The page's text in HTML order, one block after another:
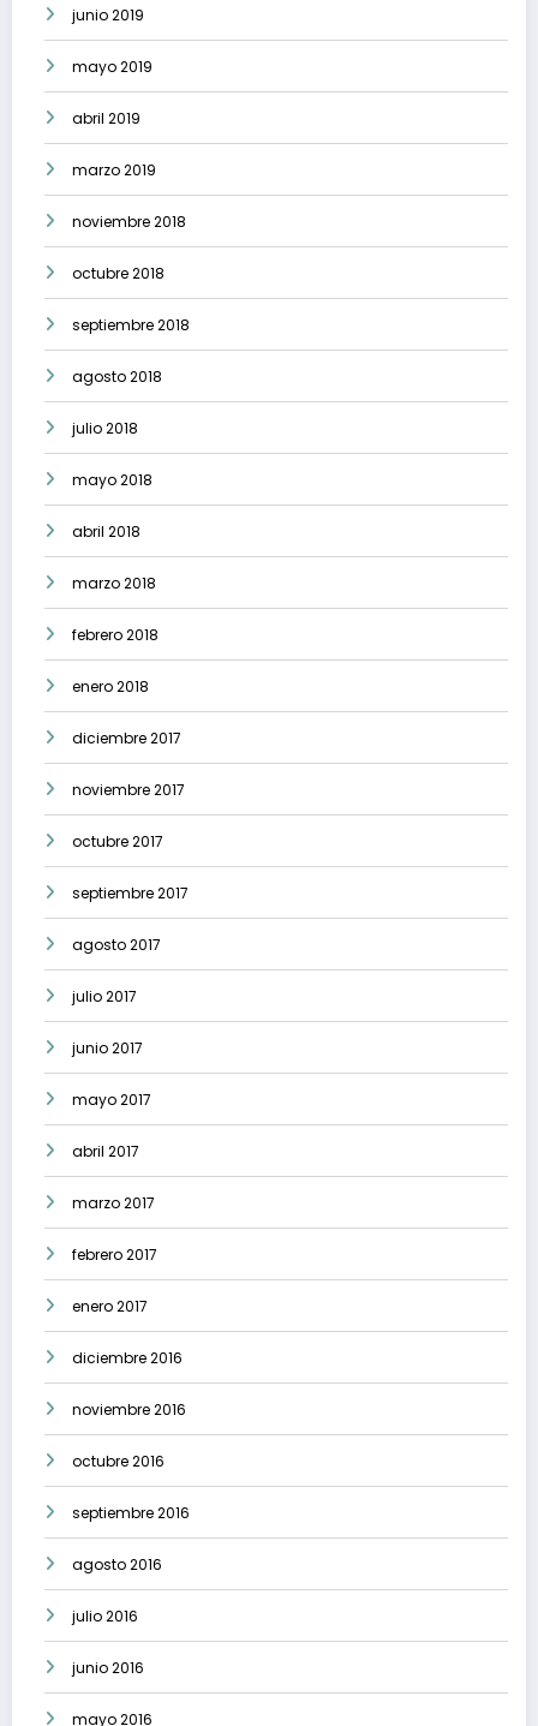
junio 2019
mayo 2019
abril 2019
marzo 2019
noviembre 2018
octubre 2018
septiembre 2018
agosto 2018
julio 2018
mayo 2018
abril 2018
marzo 2018
febrero 2018
enero 2018
diciembre 2017
noviembre 2017
octubre 2017
septiembre 2017
agosto 2017
julio 2017
junio 2017
mayo 2017
abril 2017
marzo 2017
febrero 2017
enero 2017
diciembre 2016
noviembre 2016
octubre 2016
septiembre 2016
agosto 2016
julio 2016
junio 2016
mayo 2016